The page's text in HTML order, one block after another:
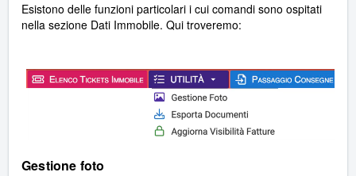
Esistono delle funzioni particolari i cui comandi sono ospitati
nella sezione Dati Immobile. Qui troveremo:
Gestione foto